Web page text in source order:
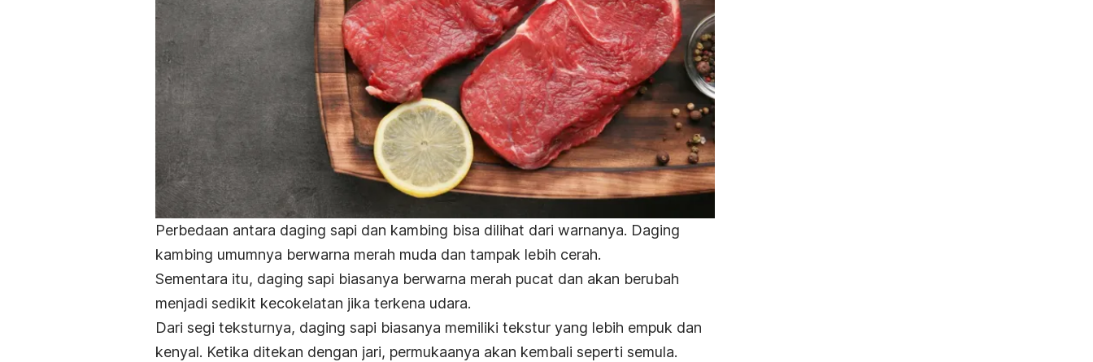
Perbedaan antara daging sapi dan kambing bisa dilihat dari warnanya. Daging
kambing umumnya berwarna merah muda dan tampak lebih cerah.
Sementara itu, daging sapi biasanya berwarna merah pucat dan akan berubah
menjadi sedikit kecokelatan jika terkena udara.
Dari segi teksturnya, daging sapi biasanya memiliki tekstur yang lebih empuk dan
kenyal. Ketika ditekan dengan jari, permukaanya akan kembali seperti semula.